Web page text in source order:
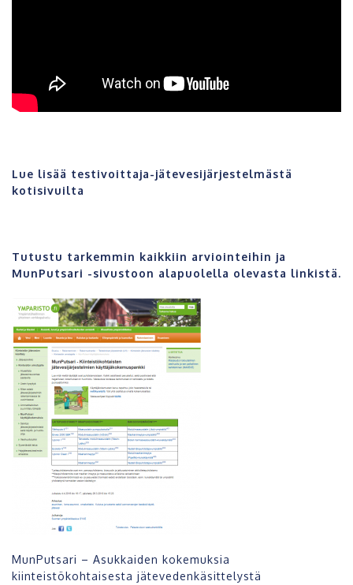
Lue lisää testivoittaja-jätevesijärjestelmästä
kotisivuilta
Tutustu tarkemmin kaikkiin arviointeihin ja
MunPutsari -sivustoon alapuolella olevasta linkistä.
MunPutsari – Asukkaiden kokemuksia
kiinteistökohtaisesta jätevedenkäsittelystä